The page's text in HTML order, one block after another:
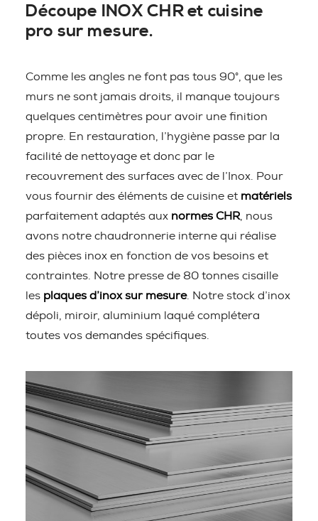
Découpe INOX CHR et cuisine
pro sur mesure.
Comme les angles ne font pas tous 90°, que les
murs ne sont jamais droits, il manque toujours
quelques centimètres pour avoir une finition
propre. En restauration, l’hygiène passe par la
facilité de nettoyage et donc par le
recouvrement des surfaces avec de l’Inox. Pour
vous fournir des éléments de cuisine et matériels
parfaitement adaptés aux normes CHR , nous
avons notre chaudronnerie interne qui réalise
des pièces inox en fonction de vos besoins et
contraintes. Notre presse de 80 tonnes cisaille
les plaques d’inox sur mesure. Notre stock d’inox
dépoli, miroir, aluminium laqué complétera
toutes vos demandes spécifiques.